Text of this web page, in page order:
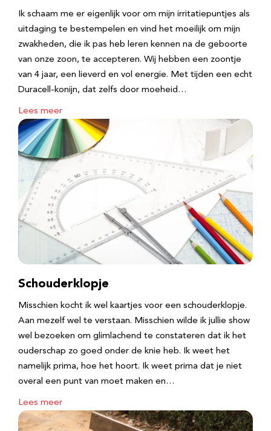
Ik schaam me er eigenlijk voor om mijn irritatiepuntjes als
uitdaging te bestempelen en vind het moeilijk om mijn
zwakheden, die ik pas heb leren kennen na de geboorte
van onze zoon, te accepteren. Wij hebben een zoontje
van 4 jaar, een lieverd en vol energie. Met tijden een echt
Duracell-konijn, dat zelfs door moeheid…
Lees meer
Schouderklopje
Misschien kocht ik wel kaartjes voor een schouderklopje.
Aan mezelf wel te verstaan. Misschien wilde ik jullie show
wel bezoeken om glimlachend te constateren dat ik het
ouderschap zo goed onder de knie heb. Ik weet het
namelijk prima, hoe het hoort. Ik weet prima dat je niet
overal een punt van moet maken en…
Lees meer